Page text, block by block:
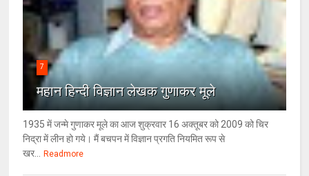
7
महान हिन्दी विज्ञान लेखक गुणाकर मूले
1935 में जन्मे गुणाकर मूले का आज शुक्रवार 16 अक्तूबर को 2009 को चिर
निद्रा में लीन हो गये। मैं बचपन में विज्ञान प्रगति नियमित रूप से
खर...
Readmore